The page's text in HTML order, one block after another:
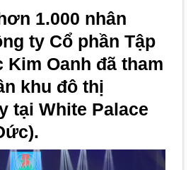
1.000 nhân
ty Cổ phần Tập
Kim Oanh đã tham
khu đô thị
tại White Palace